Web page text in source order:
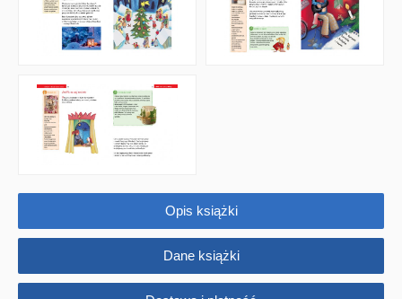
NOWOŚCI
ZAPOWIEDZI
QUIZY, ŁAMIGŁÓWKI TERAZ -35% TANIEJ
KAKADU - książki interaktywne z piórem
Adwent i Boże Narodzenie
Albumy pamiątkowe
Opis książki
Dane książki